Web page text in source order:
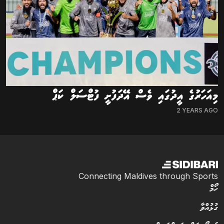
މިއަހަރުގެ އީދުގައި ވެސް އޭދަފުށީ ފުޓްސަލް ކަޕް
2 YEARS AGO
Connecting Maldives through Sports
ހޯމް
ގުޅުއްވާ